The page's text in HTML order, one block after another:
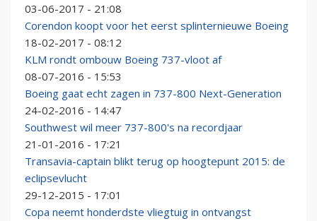
03-06-2017 - 21:08
Corendon koopt voor het eerst splinternieuwe Boeing
18-02-2017 - 08:12
KLM rondt ombouw Boeing 737-vloot af
08-07-2016 - 15:53
Boeing gaat echt zagen in 737-800 Next-Generation
24-02-2016 - 14:47
Southwest wil meer 737-800's na recordjaar
21-01-2016 - 17:21
Transavia-captain blikt terug op hoogtepunt 2015: de
eclipsevlucht
29-12-2015 - 17:01
Copa neemt honderdste vliegtuig in ontvangst